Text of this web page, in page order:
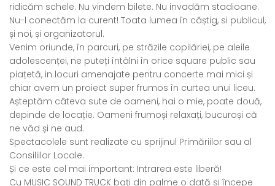
ridicăm schele. Nu vindem bilete. Nu invadăm stadioane.
Nu-l conectăm la curent! Toata lumea în câștig, si publicul,
și noi, și organizatorul.
Venim oriunde, în parcuri, pe străzile copilăriei, pe aleile
adolescenței, ne puteți întâlni în orice square public sau
piațetă, in locuri amenajate pentru concerte mai mici și
chiar avem un proiect super frumos în curtea unui liceu.
Așteptăm câteva sute de oameni, hai o mie, poate două,
depinde de locație. Oameni frumoși relaxați, bucuroși că
ne văd și ne aud.
Spectacolele sunt realizate cu sprijinul Primăriilor sau al
Consiliilor Locale.
Și ce este cel mai important: Intrarea este liberă!
Cu MUSIC SOUND TRUCK bați din palme o dată si începe